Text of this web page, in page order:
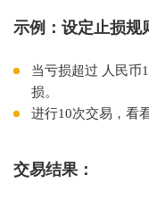
示例：设定止损规
当亏损超过 人民币
损。
进行10次交易，看
交易结果：